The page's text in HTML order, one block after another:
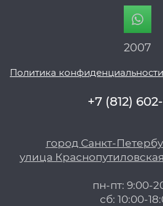
2007
Политика конфиденциальности
+7 (812)
город Санкт-
улица
пн-пт: 9:00-
сб: 10:00-